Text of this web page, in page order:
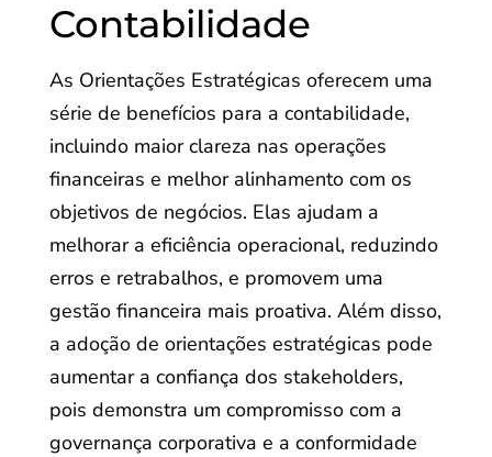
Contabilidade
As Orientações Estratégicas oferecem uma
série de benefícios para a contabilidade,
incluindo maior clareza nas operações
financeiras e melhor alinhamento com os
objetivos de negócios. Elas ajudam a
melhorar a eficiência operacional, reduzindo
erros e retrabalhos, e promovem uma
gestão financeira mais proativa. Além disso,
a adoção de orientações estratégicas pode
aumentar a confiança dos stakeholders,
pois demonstra um compromisso com a
governança corporativa e a conformidade